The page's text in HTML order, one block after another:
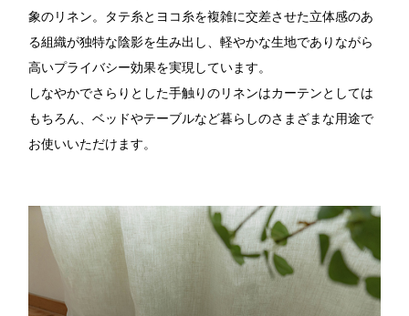
象のリネン。タテ糸とヨコ糸を複雑に交差させた立体感のあ
る組織が独特な陰影を生み出し、軽やかな生地でありながら
高いプライバシー効果を実現しています。
しなやかでさらりとした手触りのリネンはカーテンとしては
もちろん、ベッドやテーブルなど暮らしのさまざまな用途で
お使いいただけます。